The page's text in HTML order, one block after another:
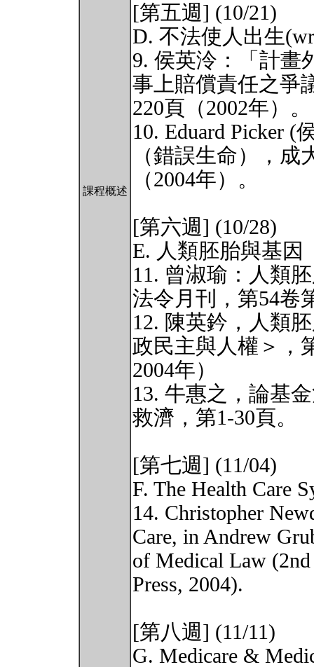
課程概述
[第五週] (10/21)
D. 不法使人出生
9. 侯英泠：「計畫
事上賠償責任之爭
220頁（2002年）。
10. Eduard Picker
（錯誤生命），成
（2004年）。
[第六週] (10/28)
E. 人類胚胎與基因
11. 曾淑瑜：人類
法令月刊，第54卷
12. 陳英鈐，人類
政民主與人權＞，
2004年）
13. 牛惠之，論基
救濟，第1-30頁。
[第七週] (11/04)
F. The Health Care
14. Christopher
Care, in Andrew
of Medical Law
Press, 2004).
[第八週] (11/11)
G. Medicare &